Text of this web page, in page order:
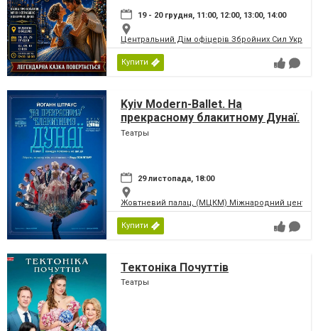
19 - 20 грудня, 11:00, 12:00, 13:00, 14:00
Центральний Дім офіцерів Збройних Сил
Купити
Kyiv Modern-Ballet. На
прекрасному блакитному Дунаї.
Раду Поклітару
Театры
29 листопада, 18:00
Жовтневий палац, (МЦКМ) Міжнародний центр
Купити
Тектоніка Почуттів
Театры